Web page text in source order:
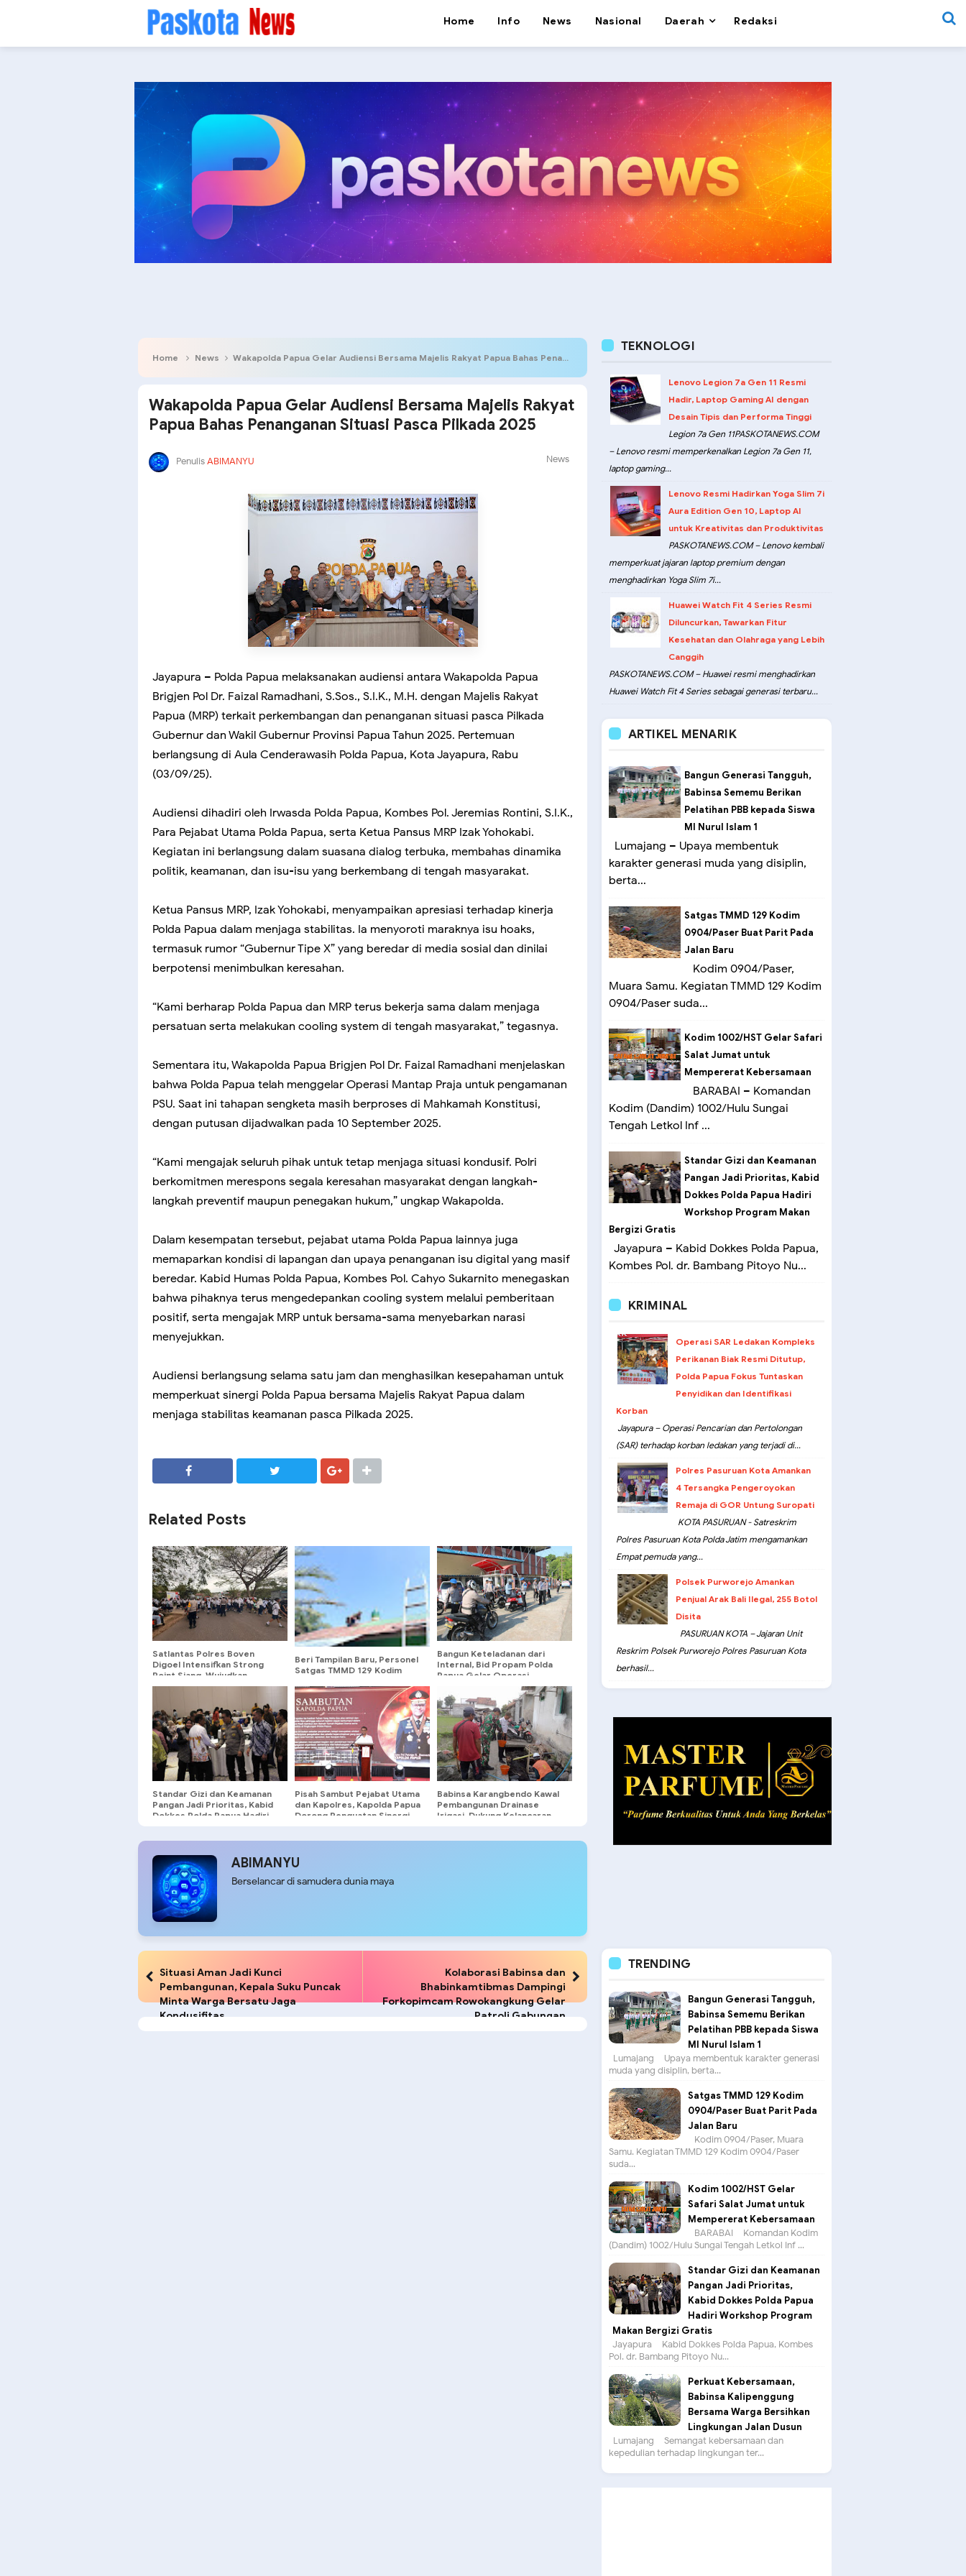
Home Info News Nasional Daerah Redaksi
Home News Wakapolda Papua Gelar Audiensi Bersama Majelis Rakyat Papua Bahas Penanganan Situasi Pasca Pilkada 2025
Wakapolda Papua Gelar Audiensi Bersama Majelis Rakyat
Papua Bahas Penanganan Situasi Pasca Pilkada 2025
PenulisABIMANYU News
Jayapura – Polda Papua melaksanakan audiensi antara Wakapolda Papua
Brigjen Pol Dr. Faizal Ramadhani, S.Sos., S.I.K., M.H. dengan Majelis Rakyat
Papua (MRP) terkait perkembangan dan penanganan situasi pasca Pilkada
Gubernur dan Wakil Gubernur Provinsi Papua Tahun 2025. Pertemuan
berlangsung di Aula Cenderawasih Polda Papua, Kota Jayapura, Rabu
(03/09/25).
Audiensi dihadiri oleh Irwasda Polda Papua, Kombes Pol. Jeremias Rontini, S.I.K.,
Para Pejabat Utama Polda Papua, serta Ketua Pansus MRP Izak Yohokabi.
Kegiatan ini berlangsung dalam suasana dialog terbuka, membahas dinamika
politik, keamanan, dan isu-isu yang berkembang di tengah masyarakat.
Ketua Pansus MRP, Izak Yohokabi, menyampaikan apresiasi terhadap kinerja
Polda Papua dalam menjaga stabilitas. Ia menyoroti maraknya isu hoaks,
termasuk rumor “Gubernur Tipe X” yang beredar di media sosial dan dinilai
berpotensi menimbulkan keresahan.
“Kami berharap Polda Papua dan MRP terus bekerja sama dalam menjaga
persatuan serta melakukan cooling system di tengah masyarakat,” tegasnya.
Sementara itu, Wakapolda Papua Brigjen Pol Dr. Faizal Ramadhani menjelaskan
bahwa Polda Papua telah menggelar Operasi Mantap Praja untuk pengamanan
PSU. Saat ini tahapan sengketa masih berproses di Mahkamah Konstitusi,
dengan putusan dijadwalkan pada 10 September 2025.
“Kami mengajak seluruh pihak untuk tetap menjaga situasi kondusif. Polri
berkomitmen merespons segala keresahan masyarakat dengan langkah-
langkah preventif maupun penegakan hukum,” ungkap Wakapolda.
Dalam kesempatan tersebut, pejabat utama Polda Papua lainnya juga
memaparkan kondisi di lapangan dan upaya penanganan isu digital yang masif
beredar. Kabid Humas Polda Papua, Kombes Pol. Cahyo Sukarnito menegaskan
bahwa pihaknya terus mengedepankan cooling system melalui pemberitaan
positif, serta mengajak MRP untuk bersama-sama menyebarkan narasi
menyejukkan.
Audiensi berlangsung selama satu jam dan menghasilkan kesepahaman untuk
memperkuat sinergi Polda Papua bersama Majelis Rakyat Papua dalam
menjaga stabilitas keamanan pasca Pilkada 2025.
Related Posts
Satlantas Polres Boven
Digoel Intensifkan Strong
Point Siang, Wujudkan
Keamanan Pelajar saat Jam
Beri Tampilan Baru, Personel
Satgas TMMD 129 Kodim
Marbot
Bangun Keteladanan dari
Internal, Bid Propam Polda
Papua Gelar Operasi
Gaktibplin Kendaraan
Personel
Standar Gizi dan Keamanan
Pangan Jadi Prioritas, Kabid
Dokkes Polda Papua Hadiri
Pisah Sambut Pejabat Utama
dan Kapolres, Kapolda Papua
Dorong Penguatan Sinergi
Babinsa Karangbendo Kawal
Pembangunan Drainase
Irigasi, Dukung Kelancaran
ABIMANYU
Berselancar di samudera dunia maya
Situasi Aman Jadi Kunci
Pembangunan, Kepala Suku Puncak
Minta Warga Bersatu Jaga
Kondusifitas
Kolaborasi Babinsa dan
Bhabinkamtibmas Dampingi
Forkopimcam Rowokangkung Gelar
Patroli Gabungan
TEKNOLOGI
Lenovo Legion 7a Gen 11 Resmi
Hadir, Laptop Gaming AI dengan
Desain Tipis dan Performa Tinggi
Legion 7a Gen 11PASKOTANEWS.COM
– Lenovo resmi memperkenalkan Legion 7a Gen 11,
laptop gaming...
Lenovo Resmi Hadirkan Yoga Slim 7i
Aura Edition Gen 10, Laptop AI
untuk Kreativitas dan Produktivitas
PASKOTANEWS.COM – Lenovo kembali
memperkuat jajaran laptop premium dengan
menghadirkan Yoga Slim 7i...
Huawei Watch Fit 4 Series Resmi
Diluncurkan, Tawarkan Fitur
Kesehatan dan Olahraga yang Lebih
Canggih
PASKOTANEWS.COM – Huawei resmi menghadirkan
Huawei Watch Fit 4 Series sebagai generasi terbaru...
ARTIKEL MENARIK
Bangun Generasi Tangguh,
Babinsa Sememu Berikan
Pelatihan PBB kepada Siswa
MI Nurul Islam 1
Lumajang – Upaya membentuk
karakter generasi muda yang disiplin,
berta...
Satgas TMMD 129 Kodim
0904/Paser Buat Parit Pada
Jalan Baru
Kodim 0904/Paser,
Muara Samu. Kegiatan TMMD 129 Kodim
0904/Paser suda...
Kodim 1002/HST Gelar Safari
Salat Jumat untuk
Mempererat Kebersamaan
BARABAI – Komandan
Kodim (Dandim) 1002/Hulu Sungai
Tengah Letkol Inf ...
Standar Gizi dan Keamanan
Pangan Jadi Prioritas, Kabid
Dokkes Polda Papua Hadiri
Workshop Program Makan
Bergizi Gratis
Jayapura – Kabid Dokkes Polda Papua,
Kombes Pol. dr. Bambang Pitoyo Nu...
KRIMINAL
Operasi SAR Ledakan Kompleks
Perikanan Biak Resmi Ditutup,
Polda Papua Fokus Tuntaskan
Penyidikan dan Identifikasi
Korban
Jayapura – Operasi Pencarian dan Pertolongan
(SAR) terhadap korban ledakan yang terjadi di...
Polres Pasuruan Kota Amankan
4 Tersangka Pengeroyokan
Remaja di GOR Untung Suropati
KOTA PASURUAN - Satreskrim
Polres Pasuruan Kota Polda Jatim mengamankan
Empat pemuda yang...
Polsek Purworejo Amankan
Penjual Arak Bali Ilegal, 255 Botol
Disita
PASURUAN KOTA – Jajaran Unit
Reskrim Polsek Purworejo Polres Pasuruan Kota
berhasil...
TRENDING
Bangun Generasi Tangguh,
Babinsa Sememu Berikan
Pelatihan PBB kepada Siswa
MI Nurul Islam 1
Lumajang – Upaya membentuk karakter generasi
muda yang disiplin, berta...
Satgas TMMD 129 Kodim
0904/Paser Buat Parit Pada
Jalan Baru
Kodim 0904/Paser, Muara
Samu. Kegiatan TMMD 129 Kodim 0904/Paser
suda...
Kodim 1002/HST Gelar
Safari Salat Jumat untuk
Mempererat Kebersamaan
BARABAI – Komandan Kodim
(Dandim) 1002/Hulu Sungai Tengah Letkol Inf ...
Standar Gizi dan Keamanan
Pangan Jadi Prioritas,
Kabid Dokkes Polda Papua
Hadiri Workshop Program
Makan Bergizi Gratis
Jayapura – Kabid Dokkes Polda Papua, Kombes
Pol. dr. Bambang Pitoyo Nu...
Perkuat Kebersamaan,
Babinsa Kalipenggung
Bersama Warga Bersihkan
Lingkungan Jalan Dusun
Lumajang – Semangat kebersamaan dan
kepedulian terhadap lingkungan ter...